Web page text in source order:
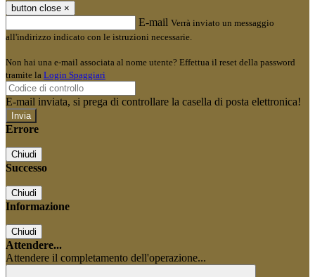
button close ×
E-mail Verrà inviato un messaggio
all'indirizzo indicato con le istruzioni necessarie.
Non hai una e-mail associata al nome utente? Effettua il reset della password
tramite la Login Spaggiari
E-mail inviata, si prega di controllare la casella di posta elettronica!
Errore
Chiudi
Successo
Chiudi
Informazione
Chiudi
Attendere...
Attendere il completamento dell'operazione...